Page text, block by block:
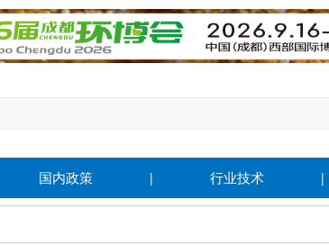
国内政策 | 行业技术 |